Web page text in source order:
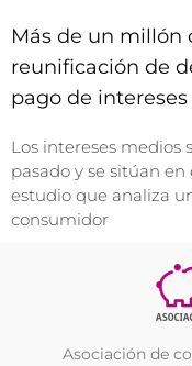
Más de un millón
reunificación de
pago de intereses
Los intereses medios
pasado y se sitúan
estudio que analiza
consumidor
Asociación de